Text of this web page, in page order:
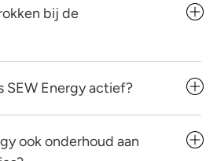
bij de
SEW Energy actief?
ook onderhoud aan